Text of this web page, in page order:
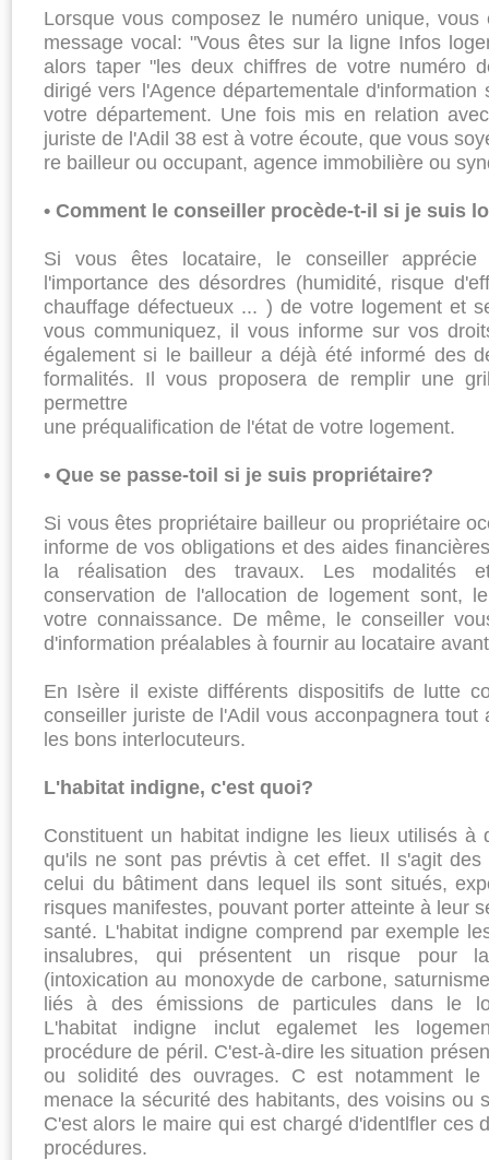
Lorsque vous composez le numéro unique,
messa­ge vocal: "Vous êtes sur la ligne Infos
alors taper "les deux chiffres de votre numéro
dirigé vers l'Agen­ce départementale
votre départe­ment. Une fois mis en rela­tion
juriste de l'Adil 38 est à votre écoute, que vous
re bailleur ou occupant, agence immobilière ou
• Comment le conseiller procède-t-il si je suis
Si vous êtes locataire, le conseiller
l'importance des désordres (humidité, ris­que
chauffage défec­tueux ... ) de votre logement et
vous communiquez, il vous informe sur vos
également si le bailleur a déjà été informé des
forma­lités. Il vous proposera de remplir une
permettre
une préqualification de l'état de votre logement.
• Que se passe-toil si je suis propriétaire?
Si vous êtes propriétaire bailleur ou propriétaire
informe de vos obligations et des aides
la ré­alisation des travaux. Les modalités
conservation de l'allo­cation de logement sont,
votre connaissance. De même, le conseiller
d'information préalables à fournir au loca­taire
En Isère il existe différents dispositifs de lutte
conseiller juriste de l'Adil vous acconpagnera tout
les bons interlocuteurs.
L'habitat indigne, c'est quoi?
Constituent un habitat indigne les lieux utilisés à
qu'ils ne sont pas prévtis à cet effet. Il s'agit des
celui du bâti­ment dans lequel ils sont situés,
risques manifestes, pouvant porter atteinte à leur
santé. L'habitat indigne comprend par exemple
in­salubres, qui présentent un risque pour
(intoxication au monoxyde de carbone,
liés à des émissions de particules dans le
L'habitat indigne inclut egalemet les
procédure de péril. C'est-à-dire les situation
ou solidité des ouvrages. C est notamment le
menace la sécurité des habitants, des voisins ou
C'est alors le maire qui est chargé d'identlfler ces
procédures.